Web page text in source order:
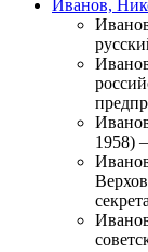
Иванов,
1958)